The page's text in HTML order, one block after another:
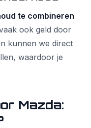
te combineren
ook geld door
kunnen we direct
waardoor je
Mazda: